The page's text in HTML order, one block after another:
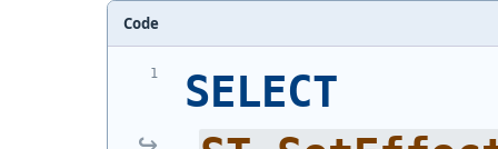
Code
SELECT